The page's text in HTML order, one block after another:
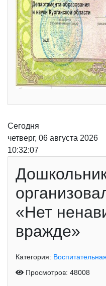
Сегодня
четверг, 06 августа 2026
10:32:08
«Нет
вражде»
Категория:
Просмотров: 48008